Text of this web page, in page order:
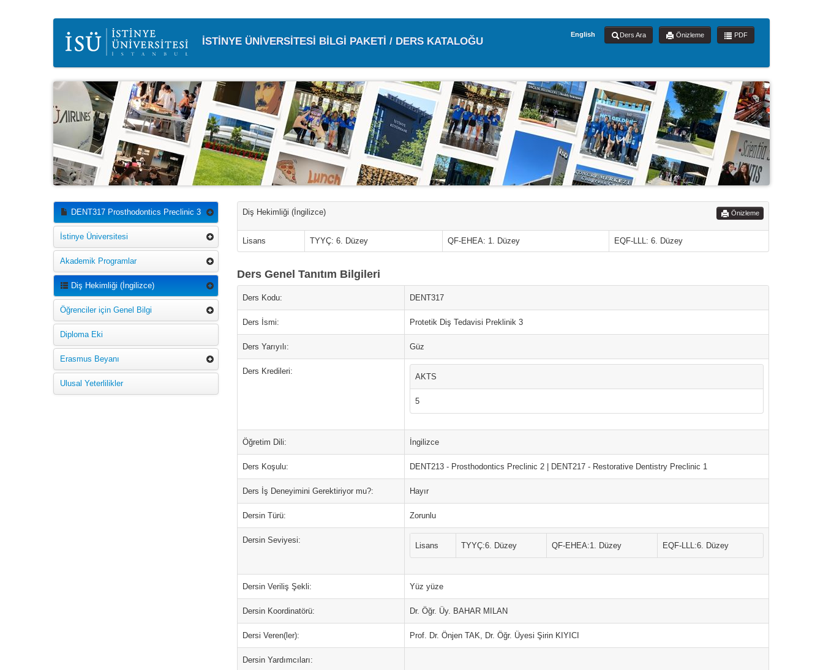
İSTİNYE ÜNİVERSİTESİ BİLGİ PAKETİ / DERS KATALOĞU
English Ders Ara Önizleme PDF
DENT317 Prosthodontics Preclinic 3
İstinye Üniversitesi
Akademik Programlar
Diş Hekimliği (İngilizce)
Öğrenciler için Genel Bilgi
Diploma Eki
Erasmus Beyanı
Ulusal Yeterlilikler
Diş Hekimliği (İngilizce) Önizleme
Lisans TYYÇ: 6. Düzey QF-EHEA: 1. Düzey EQF-LLL: 6. Düzey
Ders Genel Tanıtım Bilgileri
Ders Kodu: DENT317
Ders İsmi: Protetik Diş Tedavisi Preklinik 3
Ders Yarıyılı: Güz
Ders Kredileri:
AKTS
5
Öğretim Dili: İngilizce
Ders Koşulu: DENT213 - Prosthodontics Preclinic 2 | DENT217 - Restorative Dentistry Preclinic 1
Ders İş Deneyimini Gerektiriyor mu?: Hayır
Dersin Türü: Zorunlu
Dersin Seviyesi:
Lisans TYYÇ:6. Düzey QF-EHEA:1. Düzey EQF-LLL:6. Düzey
Dersin Veriliş Şekli: Yüz yüze
Dersin Koordinatörü: Dr. Öğr. Üy. BAHAR MILAN
Dersi Veren(ler): Prof. Dr. Önjen TAK, Dr. Öğr. Üyesi Şirin KIYICI
Dersin Yardımcıları: